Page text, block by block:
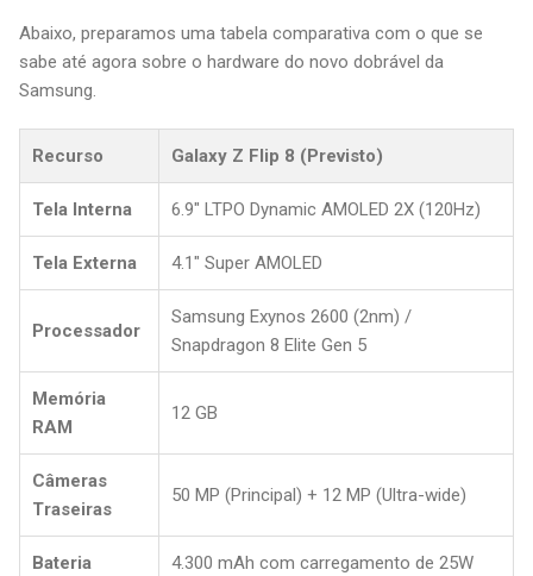
Abaixo, preparamos uma tabela comparativa com o que se
sabe até agora sobre o hardware do novo dobrável da
Samsung.
Recurso Galaxy Z Flip 8 (Previsto)
Tela Interna 6.9" LTPO Dynamic AMOLED 2X (120Hz)
Tela Externa 4.1" Super AMOLED
Processador
Samsung Exynos 2600 (2nm) /
Snapdragon 8 Elite Gen 5
Memória
RAM
12 GB
Câmeras
Traseiras
50 MP (Principal) + 12 MP (Ultra-wide)
Bateria 4.300 mAh com carregamento de 25W